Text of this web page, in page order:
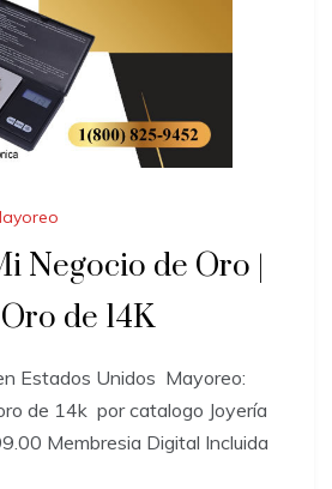
Negocio de Oro |
de 14K
Estados Unidos ​Mayoreo:
de 14k por catalogo Joyería
Membresia Digital Incluida